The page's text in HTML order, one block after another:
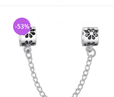
-53%